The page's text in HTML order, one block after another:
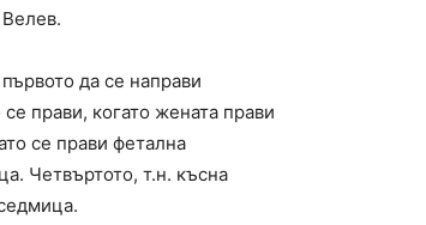
да се направи
прави, когато жената прави
се прави фетална
Четвъртото, т.н. късна